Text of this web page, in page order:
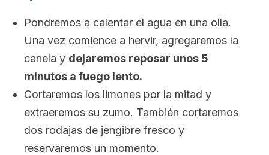
Pondremos a calentar el agua en una olla.
Una vez comience a hervir, agregaremos la
canela y dejaremos reposar unos 5
minutos a fuego lento.
Cortaremos los limones por la mitad y
extraeremos su zumo. También cortaremos
dos rodajas de jengibre fresco y
reservaremos un momento.